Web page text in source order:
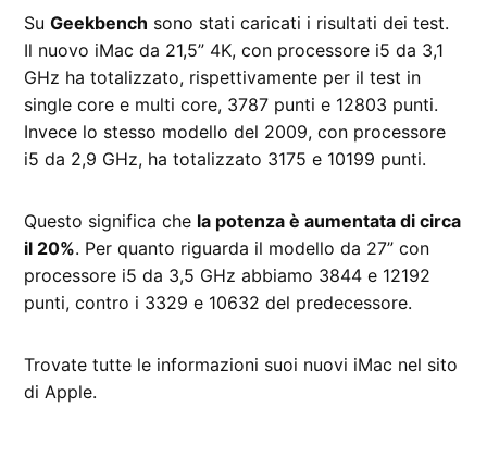
SuGeekbench sono stati caricati i risultati dei test.
Il nuovo iMac da 21,5” 4K, con processore i5 da 3,1
GHz ha totalizzato, rispettivamente per il test in
single core e multi core, 3787 punti e 12803 punti.
Invece lo stesso modello del 2009, con processore
i5 da 2,9 GHz, ha totalizzato 3175 e 10199 punti.
Questo significa che la potenza è aumentata di circa
il 20%. Per quanto riguarda il modello da 27” con
processore i5 da 3,5 GHz abbiamo 3844 e 12192
punti, contro i 3329 e 10632 del predecessore.
Trovate tutte le informazioni suoi nuovi iMac nel sito
di Apple.